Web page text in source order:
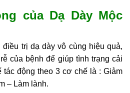
của Dạ Dày Mộc
điều trị dạ dày vô cùng hiệu quả,
của bệnh để giúp tình trạng cải
tác động theo 3 cơ chế là : Giảm
– Làm lành.